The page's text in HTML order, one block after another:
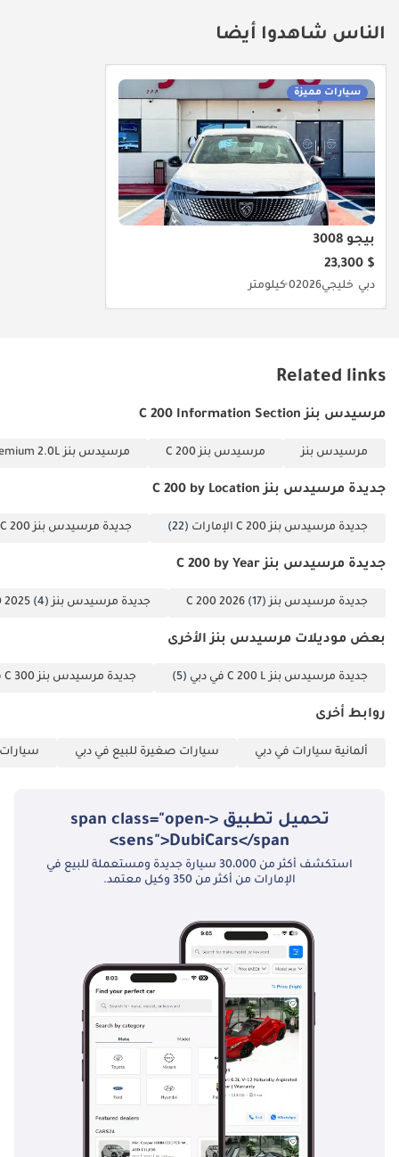
الناس شاهدوا أيضا
سيارات مميزة
بيجو 3008
$ 23,300
دبي خليجي20260 كيلومتر
Related links
مرسيدس بنز C 200 Information Section
مرسيدس بنز مرسيدس بنز C 200 مرسيدس بنز C 200 Premium 2.0L
جديدة مرسيدس بنز C 200 by Location
جديدة مرسيدس بنز C 200 الإمارات (22) جديدة مرسيدس بنز C 200 دبي
جديدة مرسيدس بنز C 200 by Year
جديدة مرسيدس بنز C 200 2026(17) جديدة مرسيدس بنز C 200 2025(4)
بعض موديلات مرسيدس بنز الأخرى
جديدة مرسيدس بنز C 200 L في دبي (5) جديدة مرسيدس بنز C 300 في دبي
روابط أخرى
ألمانية سيارات في دبي سيارات صغيرة للبيع في دبي سيارات
تحميل تطبيق <span class="open-
sens">DubiCars</span>
استكشف أكثر من 30،000 سيارة جديدة ومستعملة للبيع في
الإمارات من أكثر من 350 وكيل معتمد.